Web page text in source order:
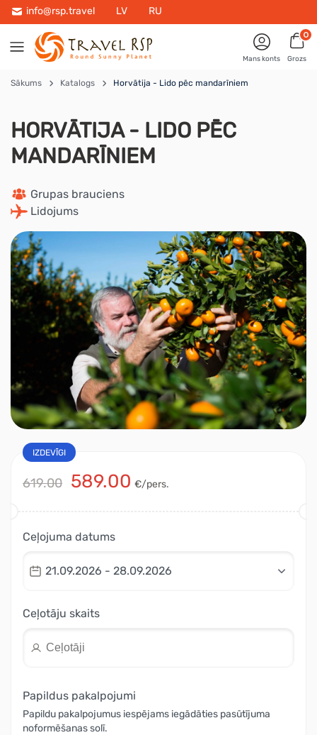
info@rsp.travel LV RU
Mans konts
0
Grozs
Sākums Katalogs Horvātija - Lido pēc mandarīniem
HORVĀTIJA - LIDO PĒC
MANDARĪNIEM
Grupas brauciens
Lidojums
IZDEVĪGI
619.00 589.00 €/pers.
Ceļojuma datums
21.09.2026 - 28.09.2026
Ceļotāju skaits
Papildus pakalpojumi
Papildu pakalpojumus iespējams iegādāties pasūtījuma
noformēšanas solī.